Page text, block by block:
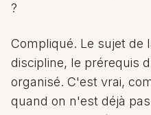
?
Compliqué. Le sujet de
discipline, le prérequis
organisé. C'est vrai,
quand on n'est déjà